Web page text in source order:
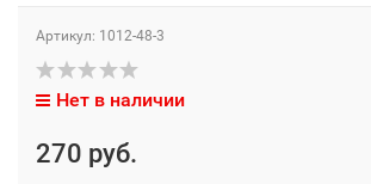
Артикул: 1012-48-3
Нет в наличии
270 руб.